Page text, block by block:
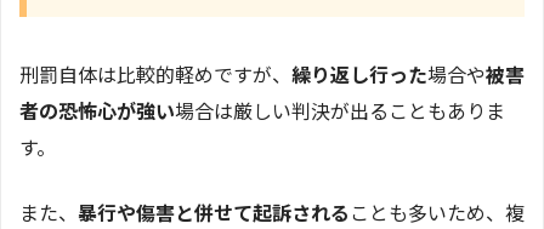
刑罰自体は比較的軽めですが、 繰り返し行った場合や被害
者の恐怖心が強い場合は厳しい判決が出ることもありま
す。
また、 暴行や傷害と併せて起訴される ことも多いため、複